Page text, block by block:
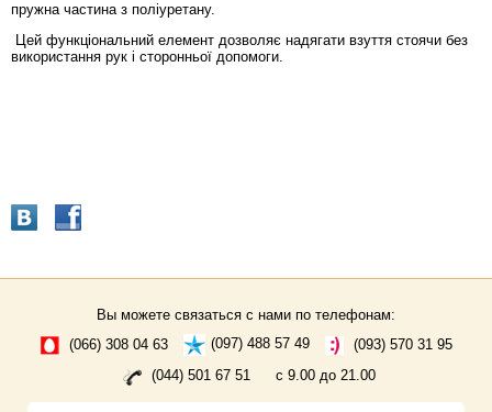
пружна частина з поліуретану.
Цей функціональний елемент дозволяє надягати взуття стоячи без
використання рук і сторонньої допомоги.
Вы можете связаться с нами по телефонам:
(066) 308 04 63
(097) 488 57 49
(093) 570 31 95
(044) 501 67 51
с 9.00 до 21.00